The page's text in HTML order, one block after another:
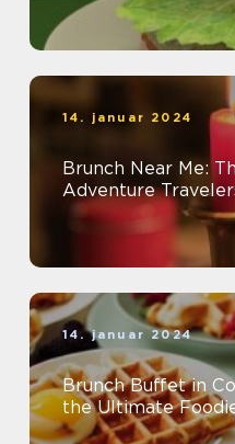
14. januar 2024
Brunch Near Me:
Adventure
14. januar 2024
Brunch Buffet in
the Ultimate